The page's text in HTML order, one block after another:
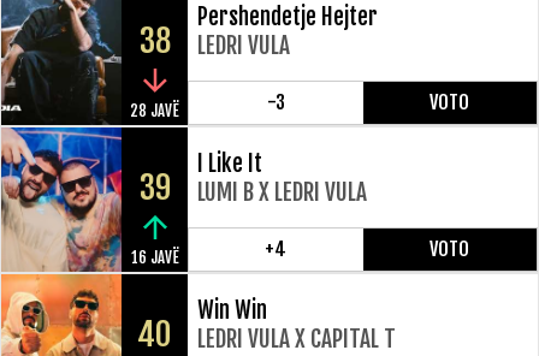
38
28 JAVË
Pershendetje Hejter
LEDRI VULA
-3 VOTO
39
16 JAVË
I Like It
LUMI B X LEDRI VULA
+4 VOTO
40
Win Win
LEDRI VULA X CAPITAL T